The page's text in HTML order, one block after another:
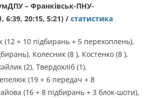
– Франківськ-ПНУ-
20:15, 5:21) /статистика
(12 + 10 підбирань + 5 перехоплень),
Колесник (8 ), Костенко (8 ),
(2), Твердохліб (1).
(19 + 6 передач + 8
(16 + 8 підбирань + 3 блок-шоти),